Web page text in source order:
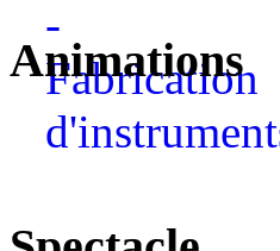
Animations